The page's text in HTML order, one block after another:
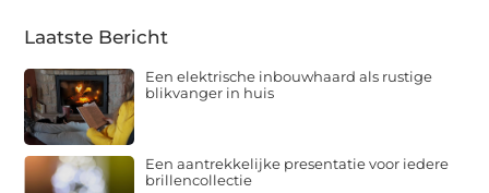
Laatste Bericht
Een elektrische inbouwhaard als rustige
blikvanger in huis
Een aantrekkelijke presentatie voor iedere
brillencollectie